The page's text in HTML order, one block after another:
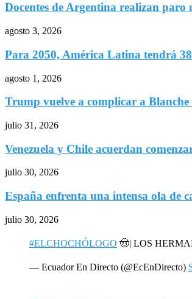
Docentes de Argentina realizan paro
agosto 3, 2026
Para 2050, América Latina tendrá
agosto 1, 2026
Trump vuelve a complicar a Blanche
julio 31, 2026
Venezuela y Chile acuerdan
julio 30, 2026
España enfrenta una intensa ola de
julio 30, 2026
#ELCHOCHÓLOGO 🤠| LOS
— Ecuador En Directo (@EcEnDirecto)